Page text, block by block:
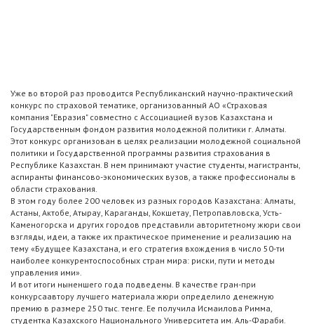
Уже во второй раз проводится Республиканский научно-практический
конкурс по страховой тематике, организованный АО «Страховая
компания "Евразия" совместно с Ассоциацией вузов Казахстана и
Государственным фондом развития молодежной политики г. Алматы.
Этот конкурс организован в целях реализации молодежной социальной
политики и Государственной программы развития страхования в
Республике Казахстан. В нем принимают участие студенты, магистранты,
аспиранты финансово-экономических вузов, а также профессионалы в
области страхования.
В этом году более 200 человек из разных городов Казахстана: Алматы,
Астаны, Актобе, Атырау, Караганды, Кокшетау, Петропавловска, Усть-
Каменогорска и других городов представили авторитетному жюри свои
взгляды, идеи, а также их практическое применение и реализацию на
тему «Будущее Казахстана, и его стратегия вхождения в число 50-ти
наиболее конкурентоспособных стран мира: риски, пути и методы
управления ими».
И вот итоги ныненшего года подведены. В качестве гран-при
конкурсаавтору лучшего материала жюри определило денежную
премию в размере 250 тыс. тенге. Ее получила Исмаилова Римма,
студентка Казахского Национального Университета им. Аль-Фараби.